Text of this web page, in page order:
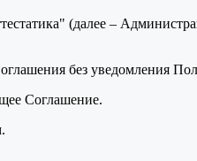
(далее –
без уведомления
Соглашение.